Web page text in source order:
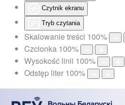
Czytnik ekranu
Tryb czytania
Skalowanie treści 100%
Czcionka 100%
Wysokość linii 100%
Odstęp liter 100%